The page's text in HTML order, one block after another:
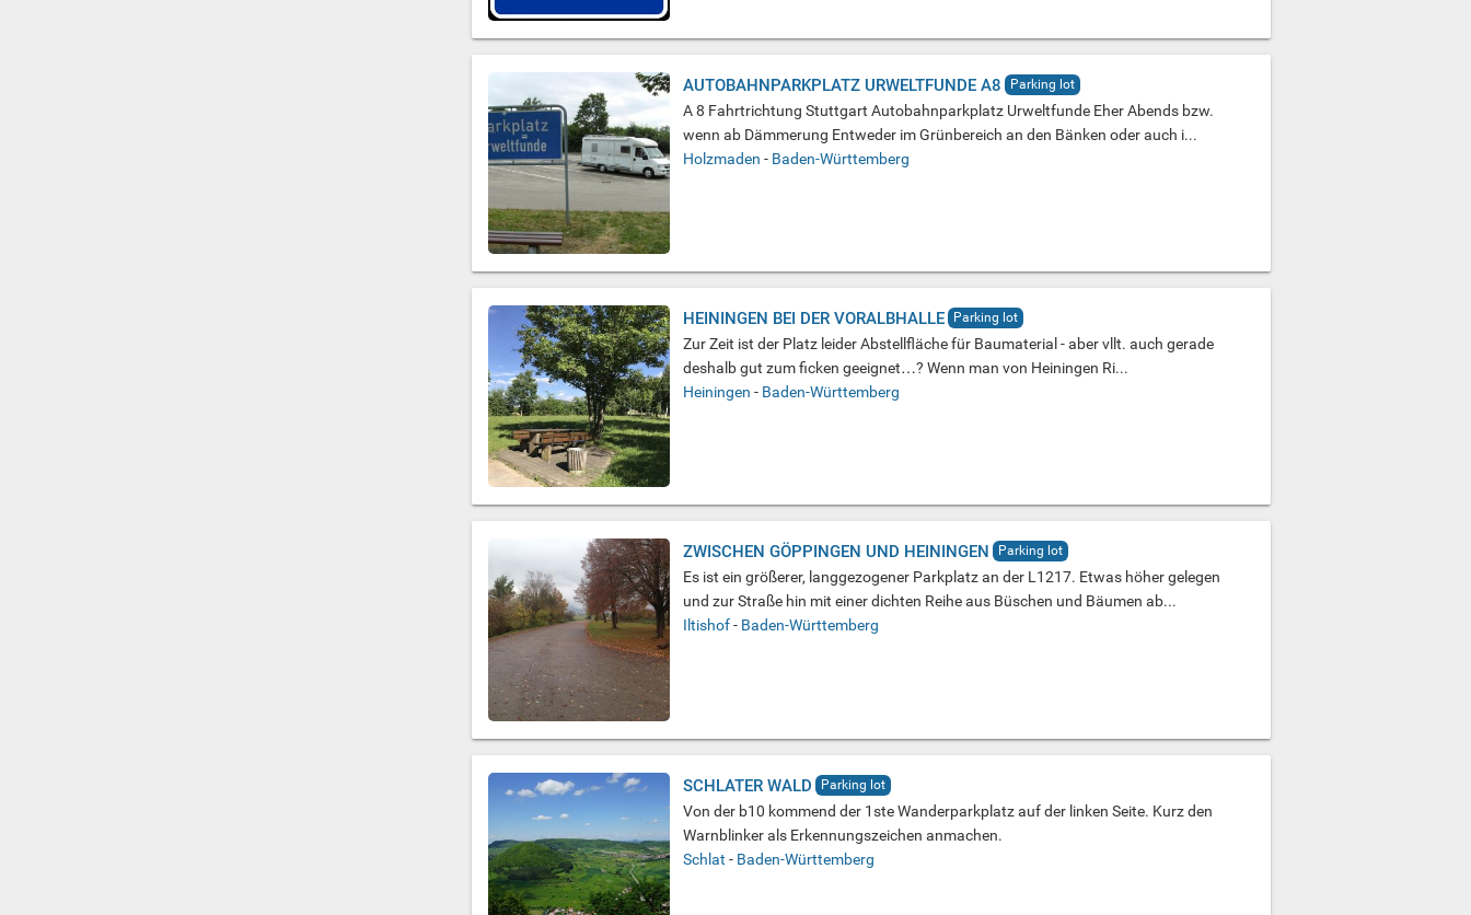
AUTOBAHNPARKPLATZ URWELTFUNDE A8 Parking lot
A 8 Fahrtrichtung Stuttgart Autobahnparkplatz Urweltfunde Eher Abends bzw.
wenn ab Dämmerung Entweder im Grünbereich an den Bänken oder auch i...
Holzmaden - Baden-Württemberg
HEININGEN BEI DER VORALBHALLE Parking lot
Zur Zeit ist der Platz leider Abstellfläche für Baumaterial - aber vllt. auch gerade
deshalb gut zum ficken geeignet…? Wenn man von Heiningen Ri...
Heiningen - Baden-Württemberg
ZWISCHEN GÖPPINGEN UND HEININGEN Parking lot
Es ist ein größerer, langgezogener Parkplatz an der L1217. Etwas höher gelegen
und zur Straße hin mit einer dichten Reihe aus Büschen und Bäumen ab...
Iltishof- Baden-Württemberg
SCHLATER WALD Parking lot
Von der b10 kommend der 1ste Wanderparkplatz auf der linken Seite. Kurz den
Warnblinker als Erkennungszeichen anmachen.
Schlat - Baden-Württemberg